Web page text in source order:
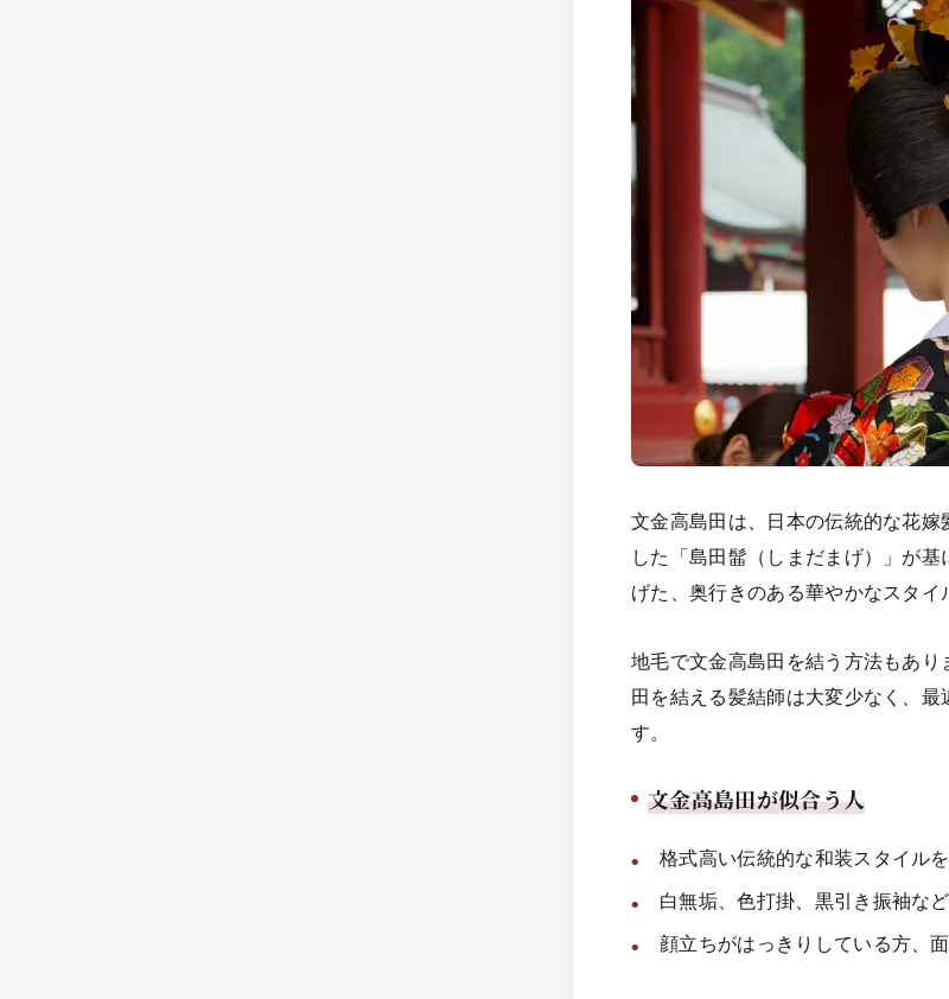
文金高島田は、日本の伝統的な花
した「島田髷（しまだまげ）」が
げた、奥行きのある華やかなスタイ
地毛で文金高島田を結う方法もあ
田を結える髪結師は大変少なく、
す。
文金高島田が似合う人
格式高い伝統的な和装スタイル
白無垢、色打掛、黒引き振袖な
顔立ちがはっきりしている方、